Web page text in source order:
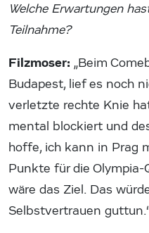
Welche Erwartungen
Teilnahme?
Filzmoser: „Beim
Budapest, lief es noch
verletzte rechte Knie
mental blockiert und
hoffe, ich kann in Prag
Punkte für die
wäre das Ziel. Das
Selbstvertrauen